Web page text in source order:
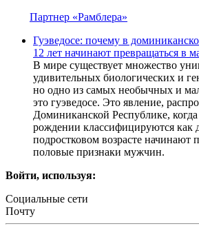
Партнер «Рамблера»
Гуэведосе: почему в
12 лет начинают превращаться в
В мире существует множество
удивительных биологических и
но одно из самых необычных и
это гуэведосе. Это явление,
Доминиканской Республике,
рождении классифицируются как
подростковом возрасте начинают
половые признаки мужчин.
Войти, используя:
Социальные сети
Почту